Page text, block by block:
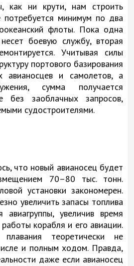
как ни крути, нам строить
потребуется минимум по два
флоты. Пока одна
боевую службу, вторая
Учитывая силы
портового базирования
авианосцев и самолетов, а
сумма получается
без заоблачных запросов,
судостроителями.
что новый авианосец будет
70–80 тыс. тонн.
установки закономерен.
увеличить запасы топлива
увеличив время
корабля и его авиации.
теоретически не
и полным ходом. Правда,
даже если авианосец